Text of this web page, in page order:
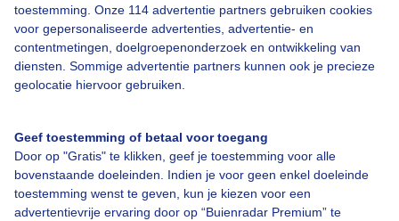
toestemming. Onze 114 advertentie partners gebruiken cookies
voor gepersonaliseerde advertenties, advertentie- en
contentmetingen, doelgroepenonderzoek en ontwikkeling van
diensten. Sommige advertentie partners kunnen ook je precieze
geolocatie hiervoor gebruiken.
Geef toestemming of betaal voor toegang
Door op "Gratis" te klikken, geef je toestemming voor alle
bovenstaande doeleinden. Indien je voor geen enkel doeleinde
toestemming wenst te geven, kun je kiezen voor een
advertentievrije ervaring door op “Buienradar Premium” te
Over Buienradar
Bedrijfsgegevens
Toegankelijkheid
Gebruikersvoorwaarden